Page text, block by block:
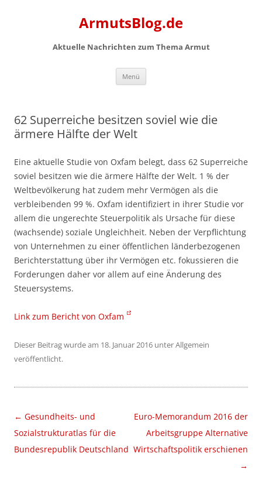
ArmutsBlog.de
Aktuelle Nachrichten zum Thema Armut
Menü
62 Superreiche besitzen soviel wie die
ärmere Hälfte der Welt
Eine aktuelle Studie von Oxfam belegt, dass 62 Superreiche
soviel besitzen wie die ärmere Hälfte der Welt. 1 % der
Weltbevölkerung hat zudem mehr Vermögen als die
verbleibenden 99 %. Oxfam identifiziert in ihrer Studie vor
allem die ungerechte Steuerpolitik als Ursache für diese
(wachsende) soziale Ungleichheit. Neben der Verpflichtung
von Unternehmen zu einer öffentlichen länderbezogenen
Berichterstattung über ihr Vermögen etc. fokussieren die
Forderungen daher vor allem auf eine Änderung des
Steuersystems.
Link zum Bericht von Oxfam
Dieser Beitrag wurde am 18. Januar 2016 unterAllgemein
veröffentlicht.
Beitragsnavigation
← Gesundheits- und
Sozialstrukturatlas für die
Bundesrepublik Deutschland
Euro-Memorandum 2016 der
Arbeitsgruppe Alternative
Wirtschaftspolitik erschienen
→